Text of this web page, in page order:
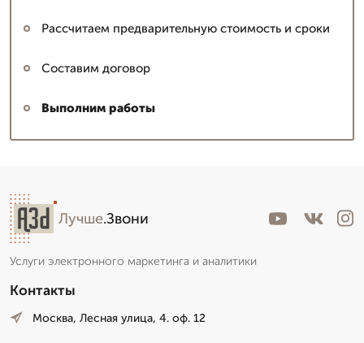
Рассчитаем предварительную стоимость и сроки
Составим договор
Выполним работы
Лучше.Звони
Услуги электронного маркетинга и аналитики
Контакты
Москва, Лесная улица, 4. оф. 12